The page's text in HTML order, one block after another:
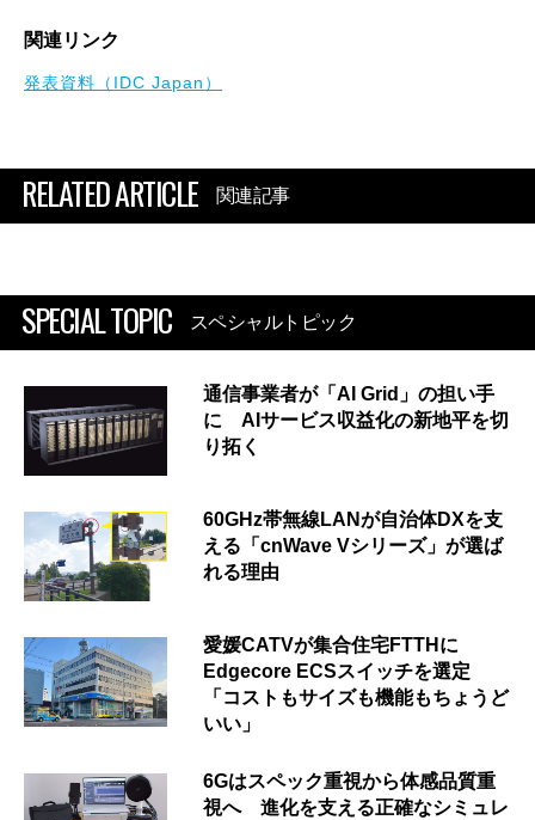
関連リンク
発表資料（IDC Japan）
RELATED ARTICLE 関連記事
SPECIAL TOPIC スペシャルトピック
通信事業者が「AI Grid」の担い手
に AIサービス収益化の新地平を切
り拓く
60GHz帯無線LANが自治体DXを支
える「cnWave Vシリーズ」が選ば
れる理由
愛媛CATVが集合住宅FTTHに
Edgecore ECSスイッチを選定
「コストもサイズも機能もちょうど
いい」
6Gはスペック重視から体感品質重
視へ 進化を支える正確なシミュレ